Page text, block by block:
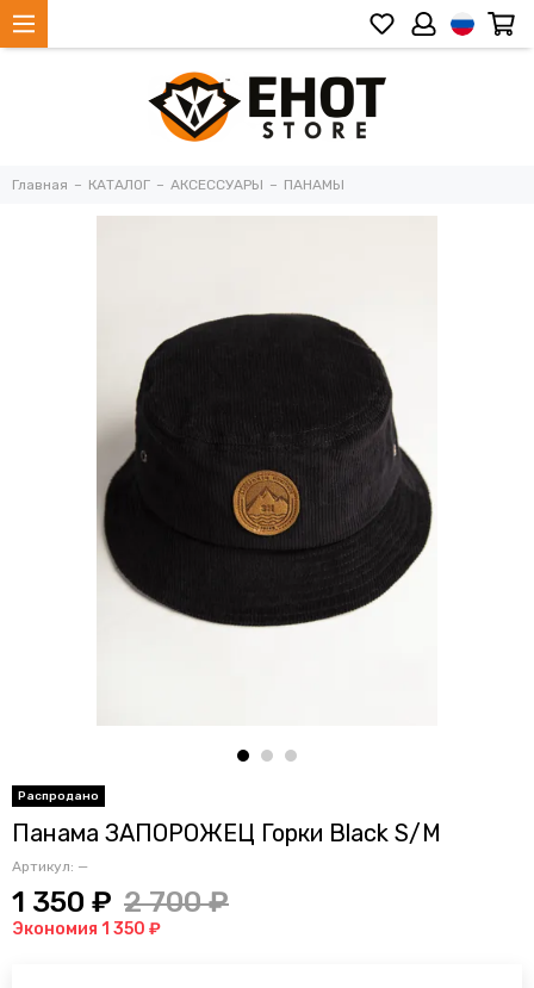
Главная КАТАЛОГ АКСЕССУАРЫ ПАНАМЫ
Панама ЗАПОРОЖЕЦ Горки Black S/M
Артикул: —
1 350 ₽ 2 700 ₽
Экономия 1 350 ₽